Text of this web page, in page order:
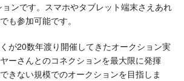
ンです。スマホやタブレット端末さえあれ
も参加可能です。
が20数年渡り開催してきたオークション実
ーさんとのコネクションを最大限に発揮
きない規模でのオークションを目指しま